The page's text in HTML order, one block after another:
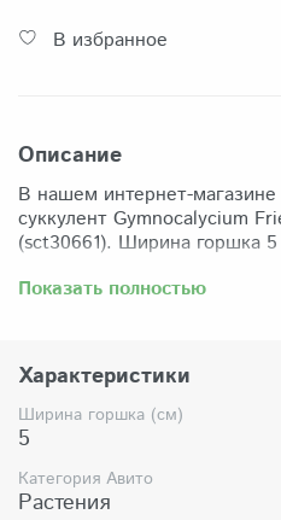
В избранное
Описание
В нашем интернет-
суккулент Gymnocalycium
(sct30661). Ширина горшка
Забрать растение можно
по России осуществляется
СДЭК.
Комплектация:
Растение (отправляется с
системой, это норма для
Показать полностью
Характеристики
Ширина горшка (см)
5
Категория Авито
Растения